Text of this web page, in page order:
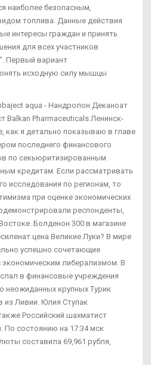
наиболее безопасным,
топлива. Данные действия
интересы граждан и принять
для всех участников
Первый вариант
исходную силу мышцы
aqua - Нандролон Деканоат
Balkan Pharmaceuticals Ленинск-
как я детально показываю в главе
последнего финансового
по секьюритизированным
кредитам. Если рассматривать
исследования по регионам, то
при оценке экономических
респонденты,
Болденон 300 в магазине
цена Великие Луки? В мире
успешно сочетающие
экономическим либерализмом. В
в финансовые учреждения
неожиданных крупных Турик
из Ливии. Юлия Ступак
Российский шахматист
По состоянию на 17:34 мск
составила 69,961 рубля,